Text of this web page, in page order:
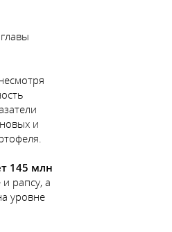
и
145 млн
рапсу, а
уровне